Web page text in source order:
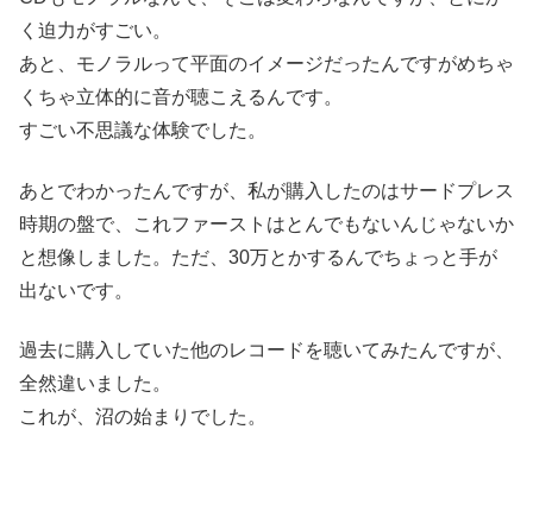
く迫力がすごい。
あと、モノラルって平面のイメージだったんですがめちゃ
くちゃ立体的に音が聴こえるんです。
すごい不思議な体験でした。
あとでわかったんですが、私が購入したのはサードプレス
時期の盤で、これファーストはとんでもないんじゃないか
と想像しました。ただ、30万とかするんでちょっと手が
出ないです。
過去に購入していた他のレコードを聴いてみたんですが、
全然違いました。
これが、沼の始まりでした。